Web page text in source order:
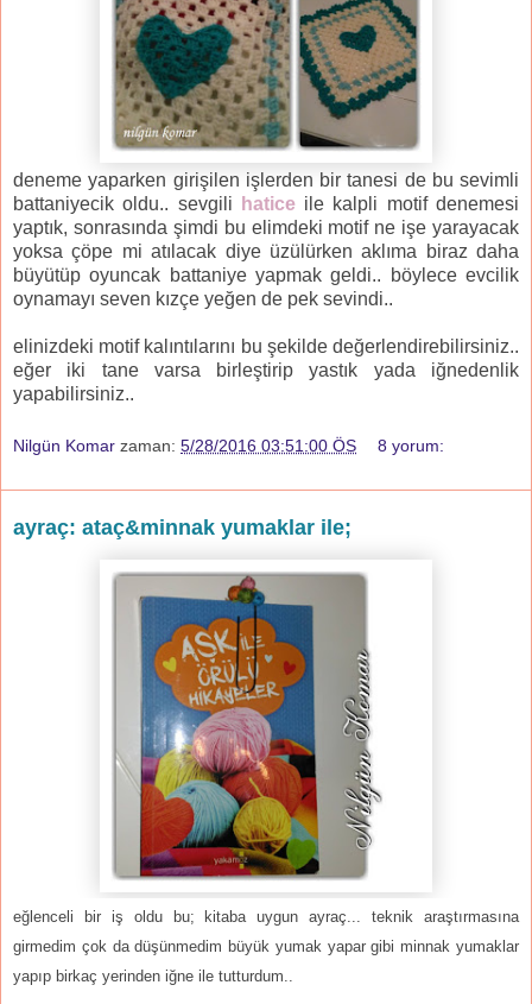
deneme yaparken girişilen işlerden bir tanesi de bu sevimli
battaniyecik oldu.. sevgili
haticeile kalpli motif denemesi
yaptık, sonrasında şimdi bu elimdeki motif ne işe yarayacak
yoksa çöpe mi atılacak diye üzülürken aklıma biraz daha
büyütüp oyuncak battaniye yapmak geldi.. böylece evcilik
oynamayı seven kızçe yeğen de pek sevindi..
elinizdeki motif kalıntılarını bu şekilde değerlendirebilirsiniz..
eğer iki tane varsa birleştirip yastık yada iğnedenlik
yapabilirsiniz..
Nilgün Komar zaman: 5/28/2016 03:51:00 ÖS 8 yorum:
ayraç: ataç&minnak yumaklar ile;
eğlenceli bir iş oldu bu; kitaba uygun ayraç... teknik araştırmasına
girmedim çok da düşünmedim büyük yumak yapar gibi minnak yumaklar
yapıp birkaç yerinden iğne ile tutturdum..